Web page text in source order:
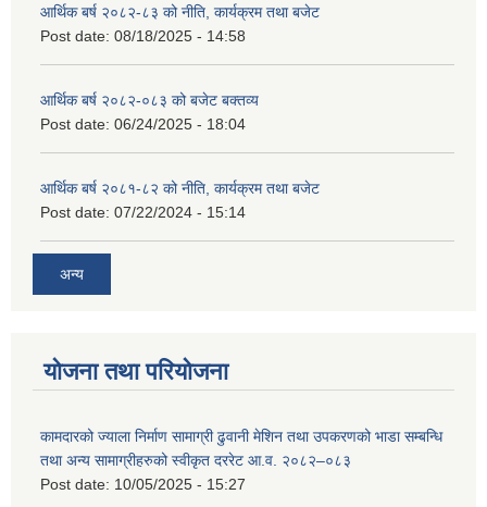
आर्थिक बर्ष २०८२-८३ को नीति, कार्यक्रम तथा बजेट
Post date: 08/18/2025 - 14:58
आर्थिक बर्ष २०८२-०८३ को बजेट बक्तव्य
Post date: 06/24/2025 - 18:04
आर्थिक बर्ष २०८१-८२ को नीति, कार्यक्रम तथा बजेट
Post date: 07/22/2024 - 15:14
अन्य
योजना तथा परियोजना
कामदारको ज्याला निर्माण सामाग्री ढुवानी मेशिन तथा उपकरणको भाडा सम्बन्धि
तथा अन्य सामाग्रीहरुको स्वीकृत दररेट आ.व. २०८२–०८३
Post date: 10/05/2025 - 15:27